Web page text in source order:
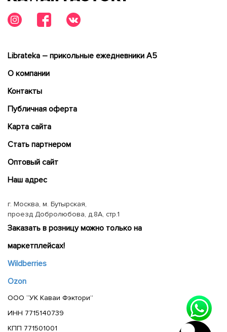
Librateka – прикольные ежедневники А5
О компании
Контакты
Публичная оферта
Карта сайта
Cтать партнером
Оптовый сайт
Наш адрес
г. Москва, м. Бутырская,
проезд Добролюбова, д.8А, стр.1
Заказать в розницу можно только на
маркетплейсах!
Wildberries
Ozon
ООО “УК Каваи Фэктори”
ИНН 7715140739
КПП 771501001